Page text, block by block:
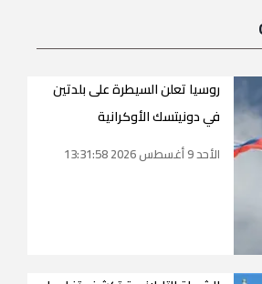
روسيا تعلن السيطرة على بلدتين
في دونيتسك الأوكرانية
الأحد 9 أغسطس 2026 13:31:58